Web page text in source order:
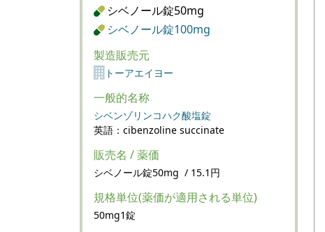
シベノール錠50mg
シベノール錠100mg
製造販売元
トーアエイヨー
一般的名称
シベンゾリンコハク酸塩錠
英語：cibenzoline succinate
販売名 / 薬価
シベノール錠50mg / 15.1円
規格単位(薬価が適用される単位)
50mg1錠